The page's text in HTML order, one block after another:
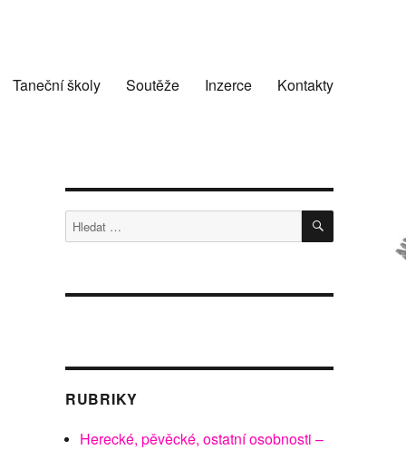
Taneční školy Soutěže Inzerce Kontakty
Hledat: HLEDÁNÍ
RUBRIKY
Herecké, pěvěcké, ostatní osobnosti –